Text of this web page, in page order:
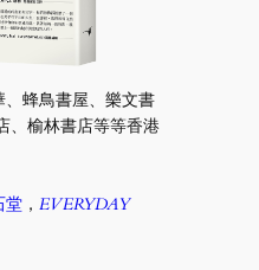
蜂鳥書屋、樂文書
、榆林書店等等香港
堂， EVERYDAY